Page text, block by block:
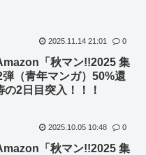
2025.11.14 21:01 0
「秋マン!!2025 集
弾（青年マンガ）50%還
の2日目突入！！！
2025.10.05 10:48 0
「秋マン!!2025 集